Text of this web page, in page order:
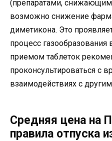
(препаратами,
возможно снижение
диметикона. Это
процесс
приемом таблеток
проконсультироваться с
взаимодействиях с
Средняя цена на
правила отпуска